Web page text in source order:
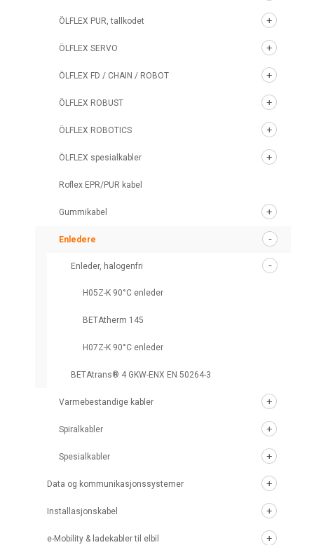
ÖLFLEX PUR, tallkodet
ÖLFLEX SERVO
ÖLFLEX FD / CHAIN / ROBOT
ÖLFLEX ROBUST
ÖLFLEX ROBOTICS
ÖLFLEX spesialkabler
Roflex EPR/PUR kabel
Gummikabel
Enledere
Enleder, halogenfri
H05Z-K 90°C enleder
BETAtherm 145
H07Z-K 90°C enleder
BETAtrans® 4 GKW-ENX EN 50264-3
Varmebestandige kabler
Spiralkabler
Spesialkabler
Data og kommunikasjonssystemer
Installasjonskabel
e-Mobility & ladekabler til elbil